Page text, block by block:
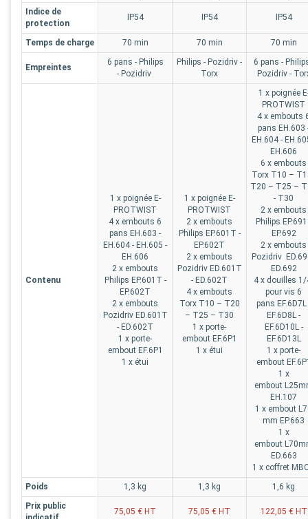
Indice de
protection
IP54 IP54 IP54
Temps de charge 70 min 70 min 70 min
Empreintes
6 pans - Philips
- Pozidriv
Philips - Pozidriv -
Torx
6 pans -
Pozidriv -
Contenu
1 x poignée E-
PROTWIST
4 x embouts 6
pans EH.603 -
EH.604 - EH.605 -
EH.606
2 x embouts
Philips EP.601T -
EP.602T
2 x embouts
Pozidriv ED.601T
- ED.602T
1 x porte-
embout EF.6P1
1 x étui
1 x poignée E-
PROTWIST
2 x embouts
Philips EP.601T -
EP.602T
2 x embouts
Pozidriv ED.601T
- ED.602T
4 x embouts
Torx T10 – T20
– T25 – T30
1 x porte-
embout EF.6P1
1 x étui
1 x poignée
PROTWIST
4 x embouts
pans EH.603
EH.604 -
EH.606
6 x embouts
Torx T10 –
T20 – T25 –
- T30
2 x embouts
Philips
EP.692
2 x embouts
Pozidriv
ED.692
4 x douilles 1/
pour vis 6
pans EF.6D7L
EF.6D8L -
EF.6D10L -
EF.6D13L
1 x porte-
embout
1 x
embout
EH.107
1 x embout
mm EP.663
1 x
embout
ED.663
1 x coffret
Poids
1,3 kg 1,3 kg
1,6 kg
Prix public
75,05 € HT 75,05 € HT 122,05 € HT